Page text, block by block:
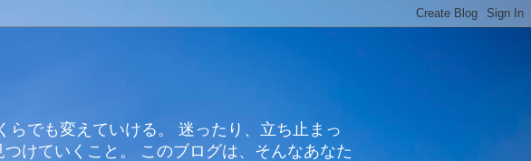
でも変えていける。 迷ったり、立ち止まっ
けていくこと。 このブログは、そんなあなた